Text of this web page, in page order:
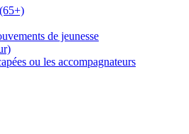
de jeunesse
ou les accompagnateurs